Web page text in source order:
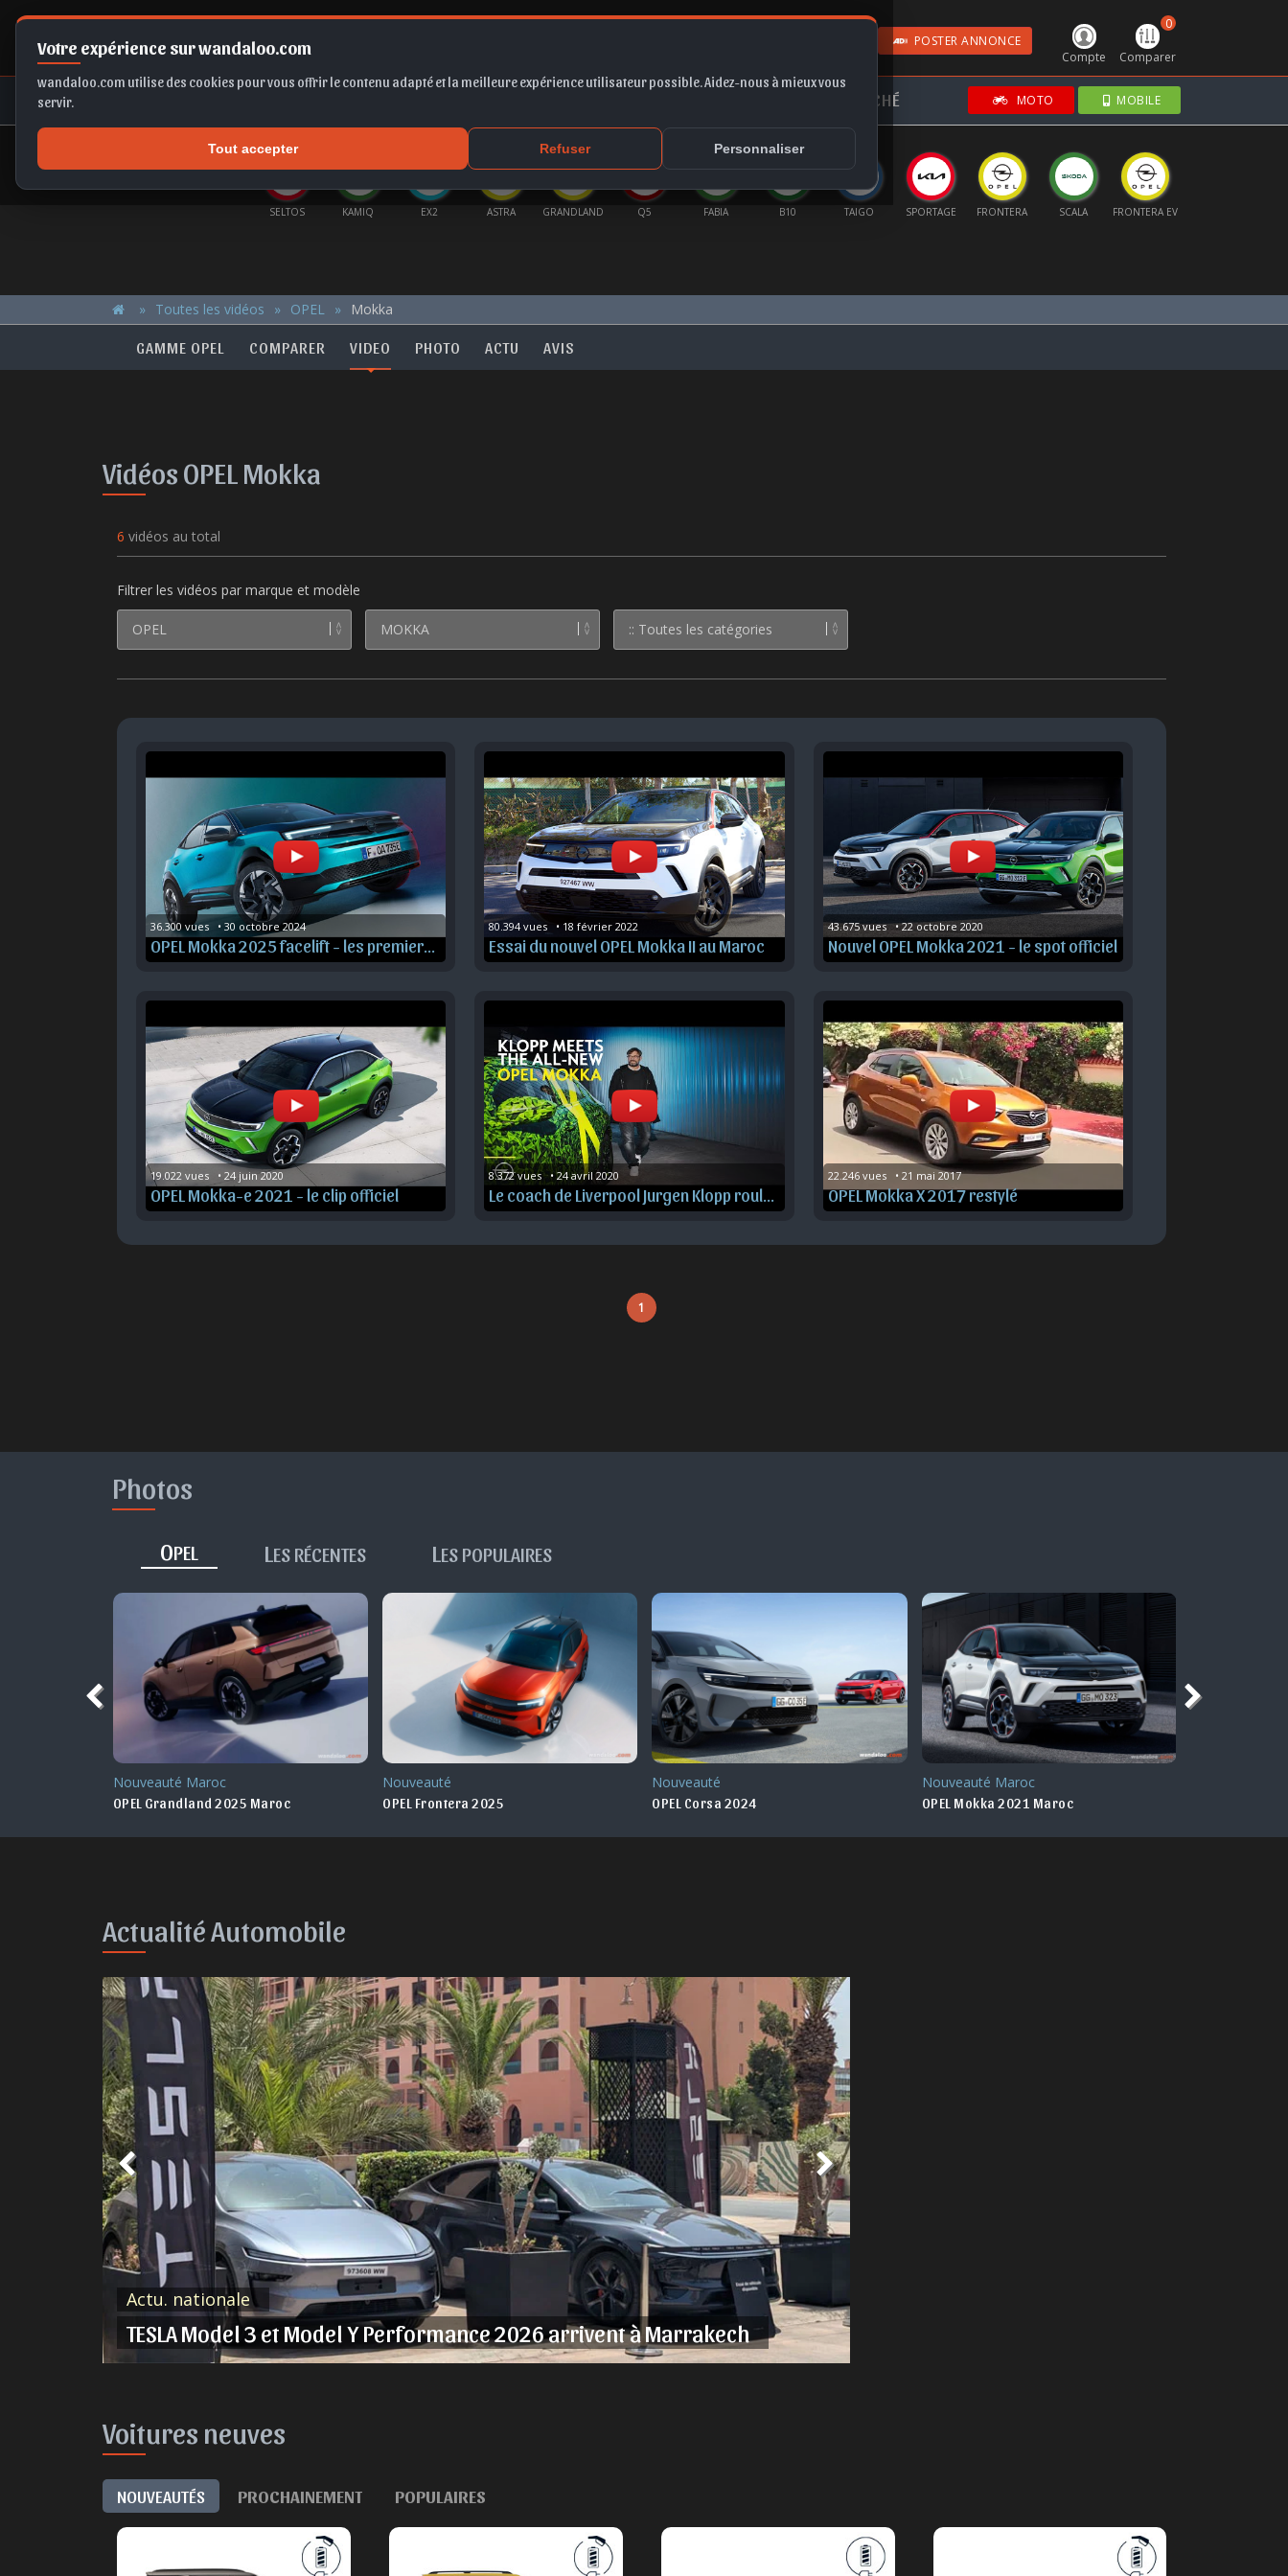
Votre expérience sur wandaloo.com
wandaloo.com utilise des cookies pour vous offrir le contenu adapté et la meilleure expérience utilisateur possible. Aidez-nous à mieux vous
servir.
Tout accepter Refuser Personnaliser
Compte
0
Comparer
POSTER ANNONCE
MARCHÉ MOTO MOBILE
SELTOS KAMIQ ASTRA GRANDLAND FABIA TAIGO SPORTAGE FRONTERA SCALA FRONTERA EV
Toutes les vidéos OPEL Mokka
GAMME OPEL COMPARER VIDEO PHOTO ACTU AVIS
Vidéos OPEL Mokka
6 vidéos au total
Filtrer les vidéos par marque et modèle
36.300 vues   • 30 octobre 2024 80.394 vues   • 18 février 2022
Essai du nouvel OPEL Mokka II au Maroc
43.675 vues   • 22 octobre 2020
Nouvel OPEL Mokka 2021 - le spot officiel
19.022 vues   • 24 juin 2020
OPEL Mokka-e 2021 - le clip officiel
8.372 vues   • 24 avril 2020 22.246 vues   • 21 mai 2017
OPEL Mokka X 2017 restylé
1
Photos
OPEL L ES RÉCENTES L ES POPULAIRES
Nouveauté Maroc
OPEL Grandland 2025 Maroc
Nouveauté
OPEL Frontera 2025
Nouveauté
OPEL Corsa 2024
Nouveauté Maroc
OPEL Mokka 2021 Maroc
Actualité Automobile
Actu. nationale
TESLA Model 3 et Model Y Performance 2026 arrivent à Marrakech
Voitures neuves
NOUVEAUTÉS PROCHAINEMENT POPULAIRES